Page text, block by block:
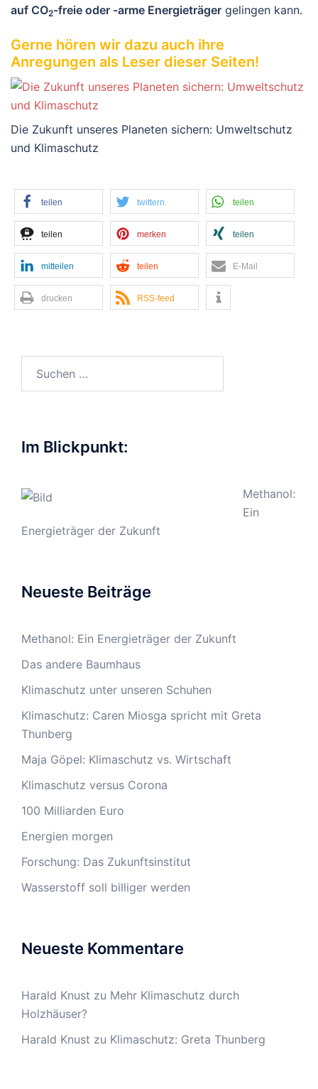
auf CO2-freie oder -arme Energieträger gelingen kann.
Gerne hören wir dazu auch ihre
Anregungen als Leser dieser Seiten!
Die Zukunft unseres Planeten sichern: Umweltschutz
und Klimaschutz
teilen twittern teilen
teilen merken teilen
mitteilen teilen E-Mail
drucken RSS-feed
nach:
Im Blickpunkt:
Methanol:
Ein
Energieträger der Zukunft
Neueste Beiträge
Methanol: Ein Energieträger der Zukunft
Das andere Baumhaus
Klimaschutz unter unseren Schuhen
Klimaschutz: Caren Miosga spricht mit Greta
Thunberg
Maja Göpel: Klimaschutz vs. Wirtschaft
Klimaschutz versus Corona
100 Milliarden Euro
Energien morgen
Forschung: Das Zukunftsinstitut
Wasserstoff soll billiger werden
Neueste Kommentare
Harald Knust zu Mehr Klimaschutz durch
Holzhäuser?
Harald Knust zu Klimaschutz: Greta Thunberg